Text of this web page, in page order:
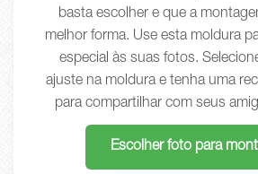
basta escolher e que a
melhor forma. Use esta moldura
especial às suas fotos.
ajuste na moldura e tenha uma
para compartilhar com seus
Escolher foto para